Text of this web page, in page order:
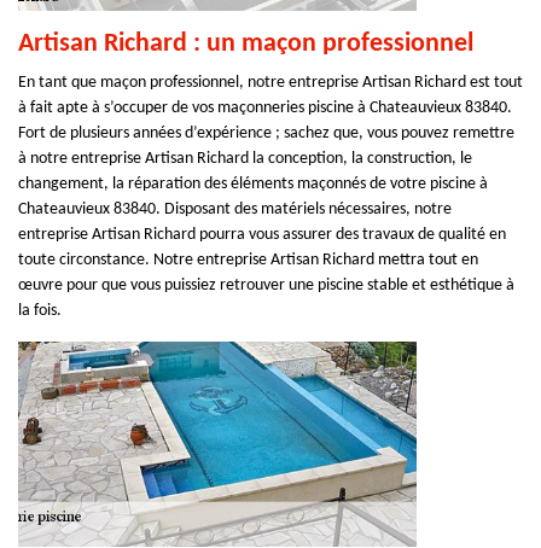
Artisan Richard : un maçon professionnel
En tant que maçon professionnel, notre entreprise Artisan Richard est tout
à fait apte à s’occuper de vos maçonneries piscine à Chateauvieux 83840.
Fort de plusieurs années d’expérience ; sachez que, vous pouvez remettre
à notre entreprise Artisan Richard la conception, la construction, le
changement, la réparation des éléments maçonnés de votre piscine à
Chateauvieux 83840. Disposant des matériels nécessaires, notre
entreprise Artisan Richard pourra vous assurer des travaux de qualité en
toute circonstance. Notre entreprise Artisan Richard mettra tout en
œuvre pour que vous puissiez retrouver une piscine stable et esthétique à
la fois.